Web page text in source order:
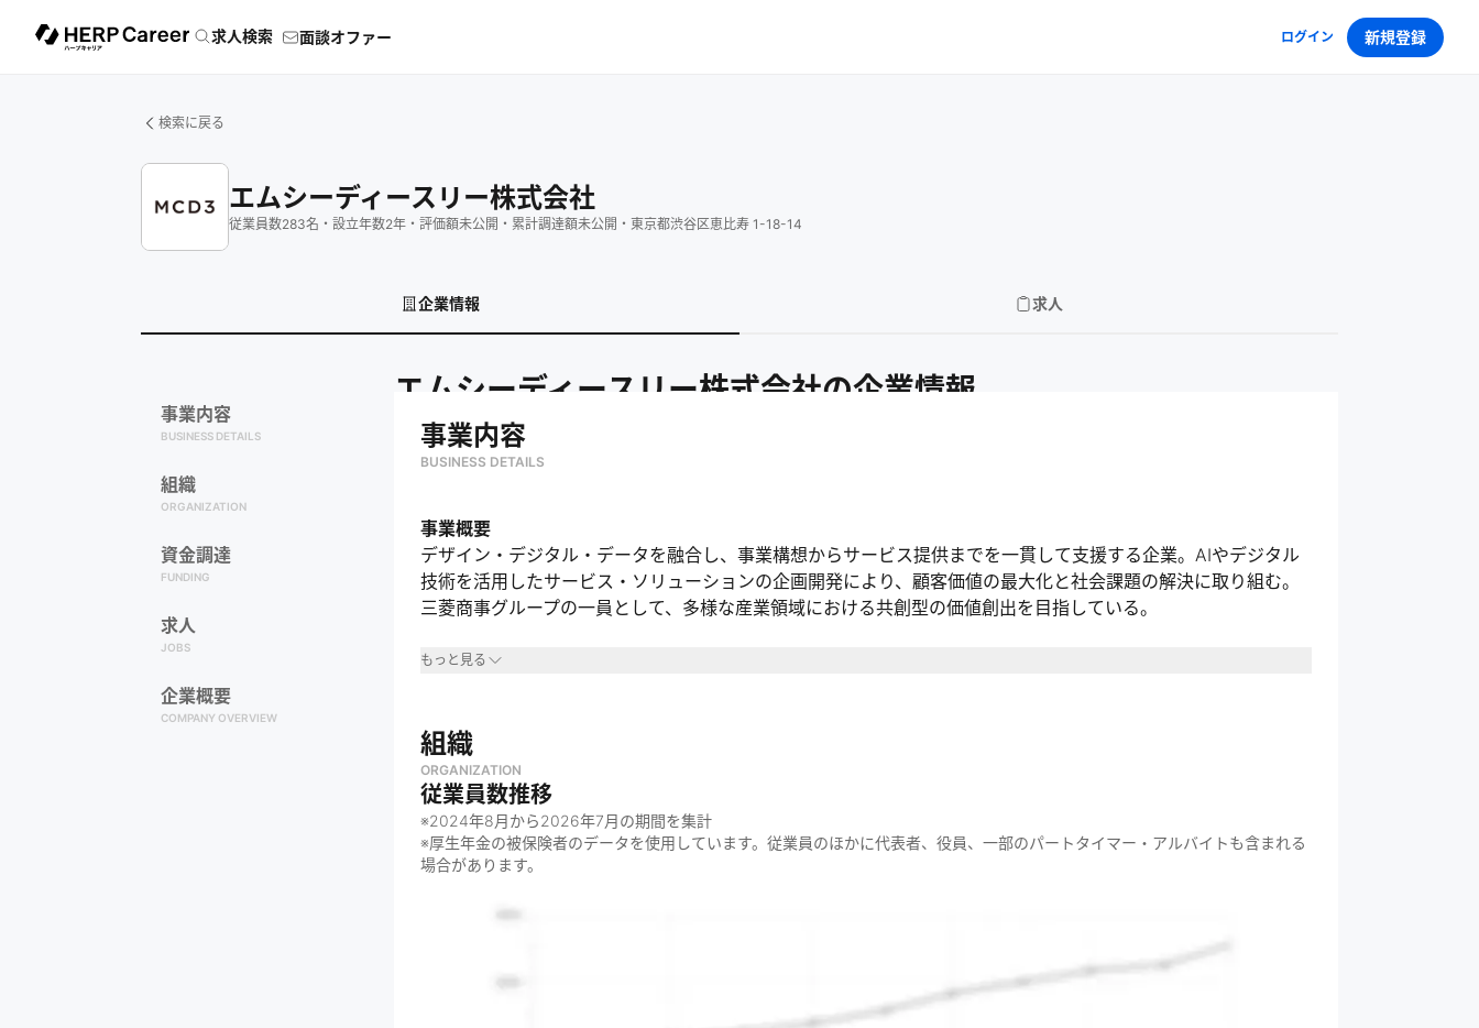
求人検索 面談オファー ログイン 新規登録
検索に戻る
エムシーディースリー株式会社
従業員数283名 ・ 設立年数2年 ・ 評価額未公開 ・ 累計調達額未公開 ・ 東京都渋谷区恵比寿 1-18-14
企業情報 求人
事業内容
BUSINESS DETAILS
組織
ORGANIZATION
資金調達
FUNDING
求人
JOBS
企業概要
COMPANY OVERVIEW
エムシーディースリー株式会社の企業情報
事業内容
BUSINESS DETAILS
事業概要
デザイン・デジタル・データを融合し、事業構想からサービス提供までを一貫して支援する企業。AIやデジタル
技術を活用したサービス・ソリューションの企画開発により、顧客価値の最大化と社会課題の解決に取り組む。
三菱商事グループの一員として、多様な産業領域における共創型の価値創出を目指している。
事業領域
・デジタルソリューション
・IT・サービス開発
なぜやっているのか
・「顧客価値の最大化」と「社会的意義の創出」の両立
・新たな価値の連鎖を生む“仕組み”を通じて、企業と社会の未来を共にデザインする
何をしているのか
もっと見る
組織
ORGANIZATION
従業員数推移
※2024年8月から2026年7月の期間を集計
※厚生年金の被保険者のデータを使用しています。従業員のほかに代表者、役員、一部のパートタイマー・アルバイトも含まれる
場合があります。